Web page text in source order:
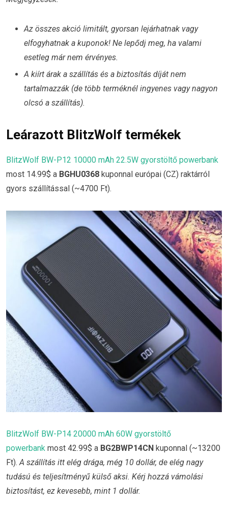
Az összes akció limitált, gyorsan lejárhatnak vagy
elfogyhatnak a kuponok! Ne lepődj meg, ha valami
esetleg már nem érvényes.
A kiírt árak a szállítás és a biztosítás díját nem
tartalmazzák (de több terméknél ingyenes vagy nagyon
olcsó a szállítás).
Leárazott BlitzWolf termékek
BlitzWolf BW-P12 10000 mAh 22.5W gyorstöltő powerbank
most 14.99$ a BGHU0368 kuponnal európai (CZ) raktárról
gyors szállítással (~4700 Ft).
BlitzWolf BW-P14 20000 mAh 60W gyorstöltő
powerbank most 42.99$ a BG2BWP14CN kuponnal (~13200
Ft).A szállítás itt elég drága, még 10 dollár, de elég nagy
tudású és teljesítményű külső aksi. Kérj hozzá vámolási
biztosítást, ez kevesebb, mint 1 dollár.